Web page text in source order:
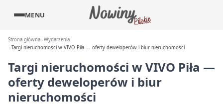
MENU
Strona główna Wydarzenia
Targi nieruchomości w VIVO Piła — oferty deweloperów i biur nieruchomości
Targi nieruchomości w VIVO Piła —
oferty deweloperów i biur
nieruchomości